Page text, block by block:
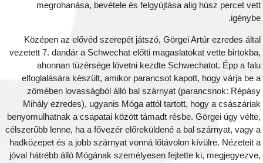
megrohanása, bevétele és felgyújtása alig húsz percet
Középen az elővéd szerepét játszó, Görgei Artúr ezredes
vezetett 7. dandár a Schwechat előtti magaslatokat vette
ahonnan tüzérsége lövetni kezdte Schwechatot. Épp a
elfoglalására készült, amikor parancsot kapott, hogy várja be
zömében lovasságból álló bal szárnyat (parancsnok:
Mihály ezredes), ugyanis Móga attól tartott, hogy a
benyomulhatnak a csapatai között támadt résbe. Görgei úgy
célszerűbb lenne, ha a fővezér előreküldené a bal szárnyat, vagy
hadközepet és a jobb szárnyat vonná lőtávolon kívülre. Nézeteit
jóval hátrébb álló Mógának személyesen fejtette ki,